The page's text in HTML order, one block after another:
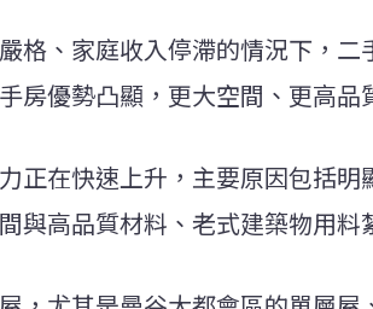
格、家庭收入停滯的情況下，
房優勢凸顯，更大空間、更高品
正在快速上升，主要原因包括
與高品質材料、老式建築物用料